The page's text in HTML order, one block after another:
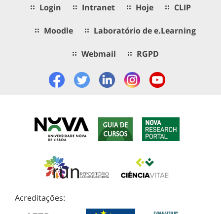
Login Intranet Hoje CLIP
Moodle Laboratório de e.Learning
Webmail RGPD
Acreditações: